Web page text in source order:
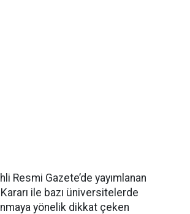
Resmi Gazete’de yayımlanan
ile bazı üniversitelerde
yönelik dikkat çeken